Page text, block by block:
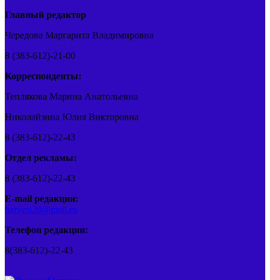
Главный редактор
Чередова Маргарита Владимировна
8 (383-612)-21-00
Корреспонденты:
Теплякова Марина Анатольевна
Николайзина Юлия Викторовна
8 (383-612)-22-43
Отдел рекламы:
8 (383-612)-22-43
E-mail редакции:
barvest20@mail.ru
Телефон редакции:
8(383-612)-22-43